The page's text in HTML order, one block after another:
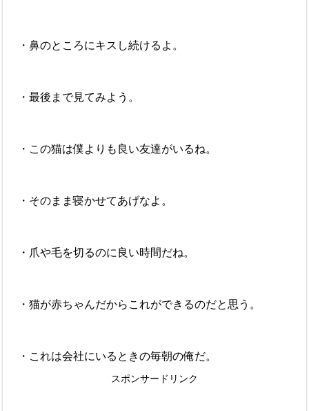
・鼻のところにキスし続けるよ。
・最後まで見てみよう。
・この猫は僕よりも良い友達がいるね。
・そのまま寝かせてあげなよ。
・爪や毛を切るのに良い時間だね。
・猫が赤ちゃんだからこれができるのだと思う。
・これは会社にいるときの毎朝の俺だ。
スポンサードリンク